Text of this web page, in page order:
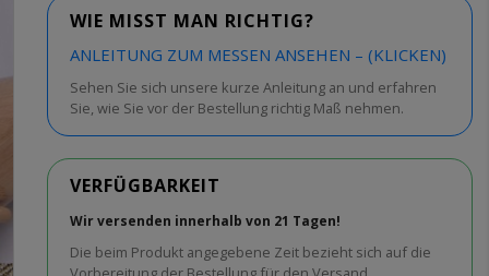
WIE MISST MAN RICHTIG?
ANLEITUNG ZUM MESSEN ANSEHEN – (KLICKEN)
Sehen Sie sich unsere kurze Anleitung an und erfahren
Sie, wie Sie vor der Bestellung richtig Maß nehmen.
VERFÜGBARKEIT
Wir versenden innerhalb von 21 Tagen!
Die beim Produkt angegebene Zeit bezieht sich auf die